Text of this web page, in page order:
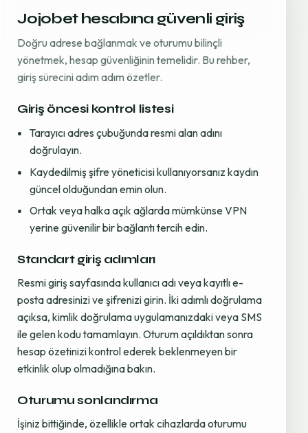
Jojobet hesabına güvenli giriş
Doğru adrese bağlanmak ve oturumu bilinçli
yönetmek, hesap güvenliğinin temelidir. Bu rehber,
giriş sürecini adım adım özetler.
Giriş öncesi kontrol listesi
Tarayıcı adres çubuğunda resmi alan adını
doğrulayın.
Kaydedilmiş şifre yöneticisi kullanıyorsanız kaydın
güncel olduğundan emin olun.
Ortak veya halka açık ağlarda mümkünse VPN
yerine güvenilir bir bağlantı tercih edin.
Standart giriş adımları
Resmi giriş sayfasında kullanıcı adı veya kayıtlı e-
posta adresinizi ve şifrenizi girin. İki adımlı doğrulama
açıksa, kimlik doğrulama uygulamanızdaki veya SMS
ile gelen kodu tamamlayın. Oturum açıldıktan sonra
hesap özetinizi kontrol ederek beklenmeyen bir
etkinlik olup olmadığına bakın.
Oturumu sonlandırma
İşiniz bittiğinde, özellikle ortak cihazlarda oturumu